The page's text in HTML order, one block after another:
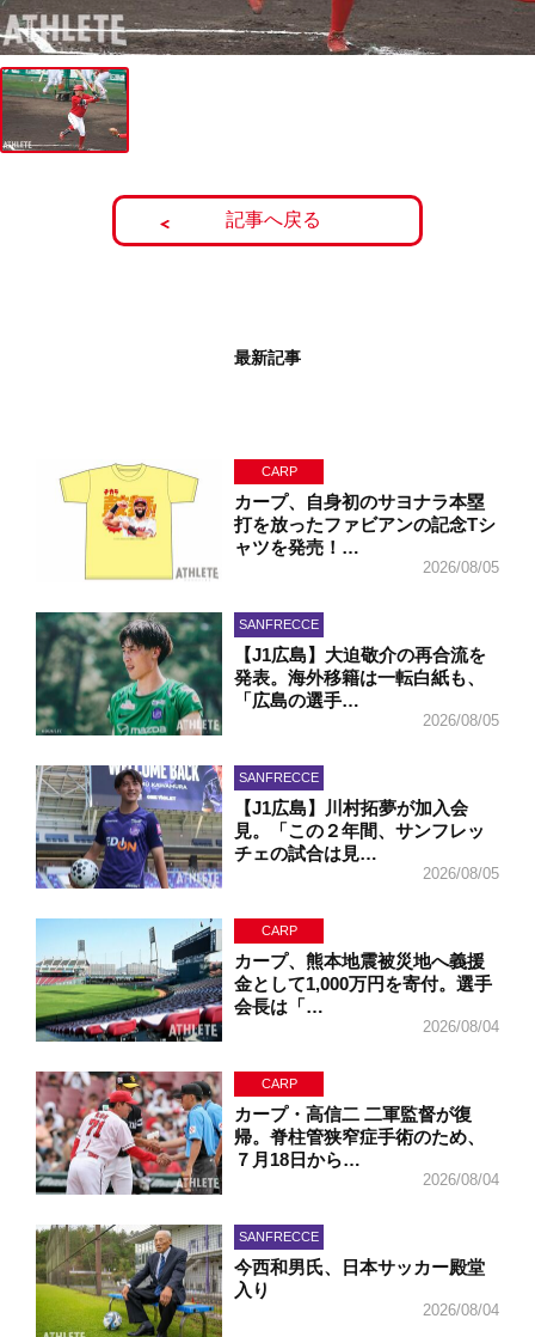
記事へ戻る
最新記事
CARP
カープ、自身初のサヨナラ本塁
打を放ったファビアンの記念Tシ
ャツを発売！…
2026/08/05
SANFRECCE
【J1広島】大迫敬介の再合流を
発表。海外移籍は一転白紙も、
「広島の選手…
2026/08/05
SANFRECCE
【J1広島】川村拓夢が加入会
見。「この２年間、サンフレッ
チェの試合は見…
2026/08/05
CARP
カープ、熊本地震被災地へ義援
金として1,000万円を寄付。選手
会長は「…
2026/08/04
CARP
カープ・高信二 二軍監督が復
帰。脊柱管狭窄症手術のため、
７月18日から…
2026/08/04
SANFRECCE
今西和男氏、日本サッカー殿堂
入り
2026/08/04